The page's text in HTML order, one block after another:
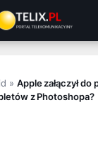
» Apple załączył
z Photoshopa?